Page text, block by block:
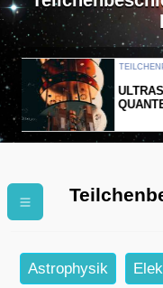
Astrophysik